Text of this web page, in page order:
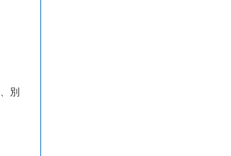
別